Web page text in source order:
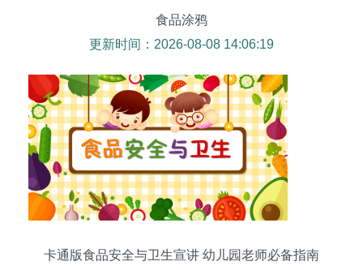
食品涂鸦
更新时间：2026-08-08 14:06:19
卡通版食品安全与卫生宣讲 幼儿园老师必备指南